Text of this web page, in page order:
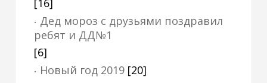
[16]
Дед мороз с друзьями поздравил
ребят и ДД№1
[6]
Новый год 2019 [20]